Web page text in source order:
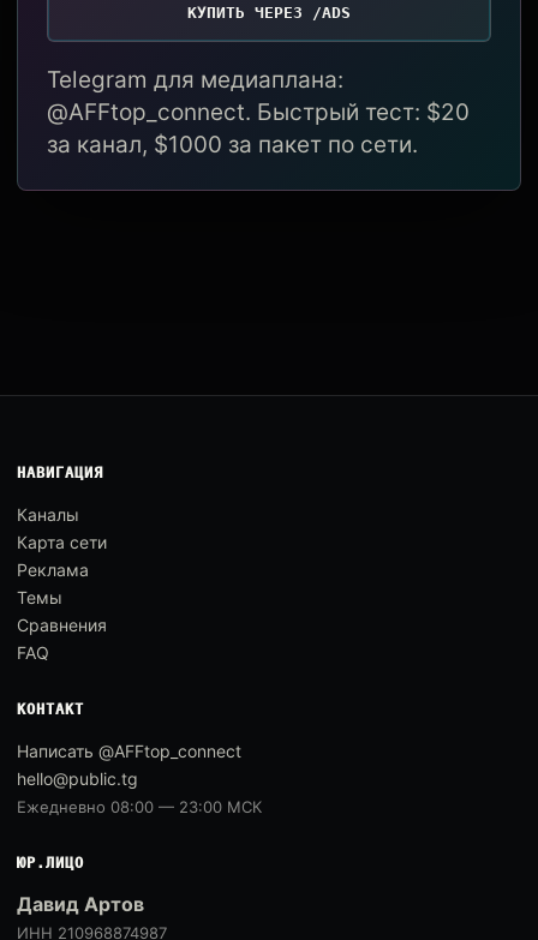
КУПИТЬ ЧЕРЕЗ /ADS
Telegram для медиаплана:
@AFFtop_connect. Быстрый тест: $20
за канал, $1000 за пакет по сети.
НАВИГАЦИЯ
Каналы
Карта сети
Реклама
Темы
Сравнения
FAQ
КОНТАКТ
Написать @AFFtop_connect
hello@public.tg
Ежедневно 08:00 — 23:00 МСК
ЮР.ЛИЦО
Давид Артов
ИНН 210968874987